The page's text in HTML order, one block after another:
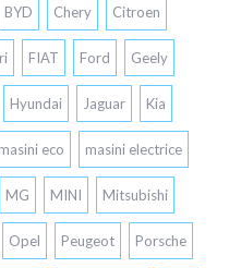
BYD Chery Citroen
FIAT Ford Geely
Hyundai Jaguar Kia
masini eco masini electrice
MG MINI Mitsubishi
Opel Peugeot Porsche